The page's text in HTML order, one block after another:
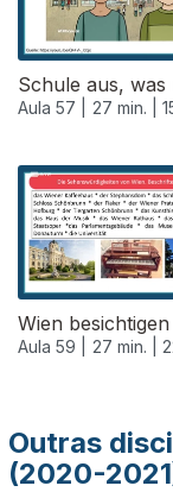
Schule aus, was
Aula 57 | 27 min. |
Wien besichtigen
Aula 59 | 27 min. |
553324
Outras
(2020-